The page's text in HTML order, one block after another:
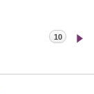
10